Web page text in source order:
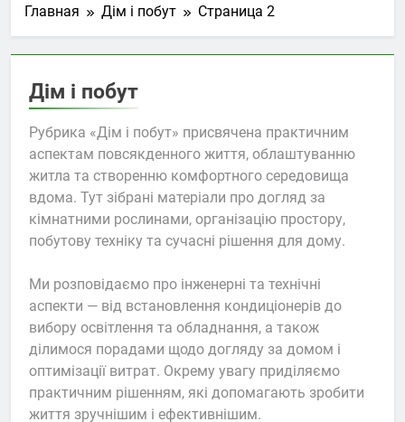
контрольно-
1 Неделя Спустя
Концерти у Світязі:
літня музична
цікаві музичні події
разом із MTicket
2 Недели Спустя
Чи можна
перевестися до
чеської школи
посеред
навчального року
2 Недели Спустя
Український бренд
Twice: сучасний
жіночий одяг,
комфорту та стилю
Главная Дім і побут Страница 2
Дім і побут
Рубрика «Дім і побут» присвячена практичним
аспектам повсякденного життя, облаштуванню
житла та створенню комфортного середовища
вдома. Тут зібрані матеріали про догляд за
кімнатними рослинами, організацію простору,
побутову техніку та сучасні рішення для дому.
Ми розповідаємо про інженерні та технічні
аспекти — від встановлення кондиціонерів до
вибору освітлення та обладнання, а також
ділимося порадами щодо догляду за домом і
оптимізації витрат. Окрему увагу приділяємо
практичним рішенням, які допомагають зробити
життя зручнішим і ефективнішим.